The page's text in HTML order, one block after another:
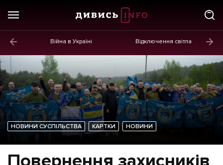
Війна в Україні Відключення світла
Новини
Політика
Економіка
Бізнес
Життя
НОВИНИ СУСПІЛЬСТВА КАРТКИ НОВИНИ